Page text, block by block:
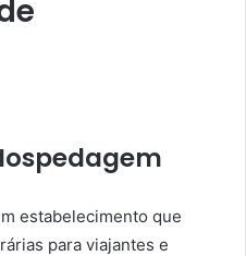
estabelecimento que
para viajantes e